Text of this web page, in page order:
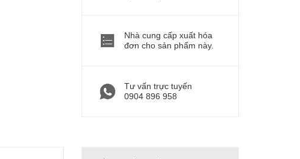
Nhà cung cấp xuất hóa
đơn cho sản phẩm này.
Tư vấn trực tuyến
0904 896 958